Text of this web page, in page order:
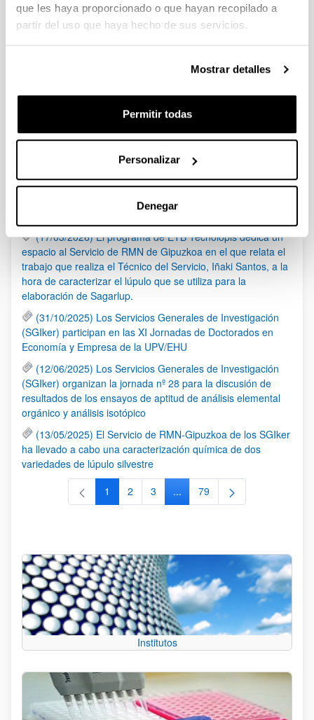
que les haya proporcionado o que hayan recopilado a
partir del uso que haya hecho de sus servicios.
Mostrar detalles
Permitir todas
Personalizar
Denegar
Convocatoria
Enlace
(21/05/2026) Los Servicios Generales de Investigación
(SGIker) organizan una sesión sobre el uso responsable de
la IA en investigación, con la colaboración de Elsevier
(17/03/2026) El programa de ETB Tecnólopis dedica un
espacio al Servicio de RMN de Gipuzkoa en el que relata el
trabajo que realiza el Técnico del Servicio, Iñaki Santos, a la
hora de caracterizar el lúpulo que se utiliza para la
elaboración de Sagarlup.
(31/10/2025) Los Servicios Generales de Investigación
(SGIker) participan en las XI Jornadas de Doctorados en
Economía y Empresa de la UPV/EHU
(12/06/2025) Los Servicios Generales de Investigación
(SGIker) organizan la jornada nº 28 para la discusión de
resultados de los ensayos de aptitud de análisis elemental
orgánico y análisis isotópico
(13/05/2025) El Servicio de RMN-Gipuzkoa de los SGIker
ha llevado a cabo una caracterización química de dos
variedades de lúpulo silvestre
Página
1 Página
2 Página
3 ...Páginas intermedias Use TAB
Página
79
Institutos